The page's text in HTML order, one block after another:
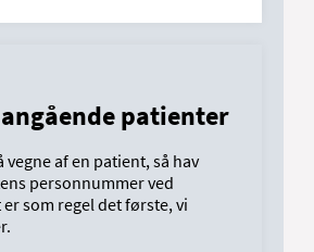
patienter
vegne af en patient, så hav
personnummer ved
som regel det første, vi